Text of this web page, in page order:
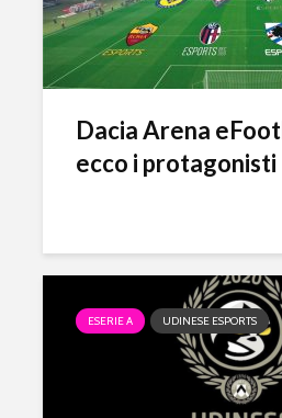
Dacia Arena
ecco i protagonisti
ESERIE A UDINESE ESPORTS